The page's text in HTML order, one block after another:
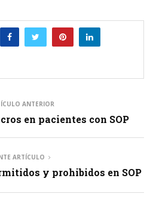
ANTERIOR
en pacientes con SOP
ARTÍCULO
y prohibidos en SOP